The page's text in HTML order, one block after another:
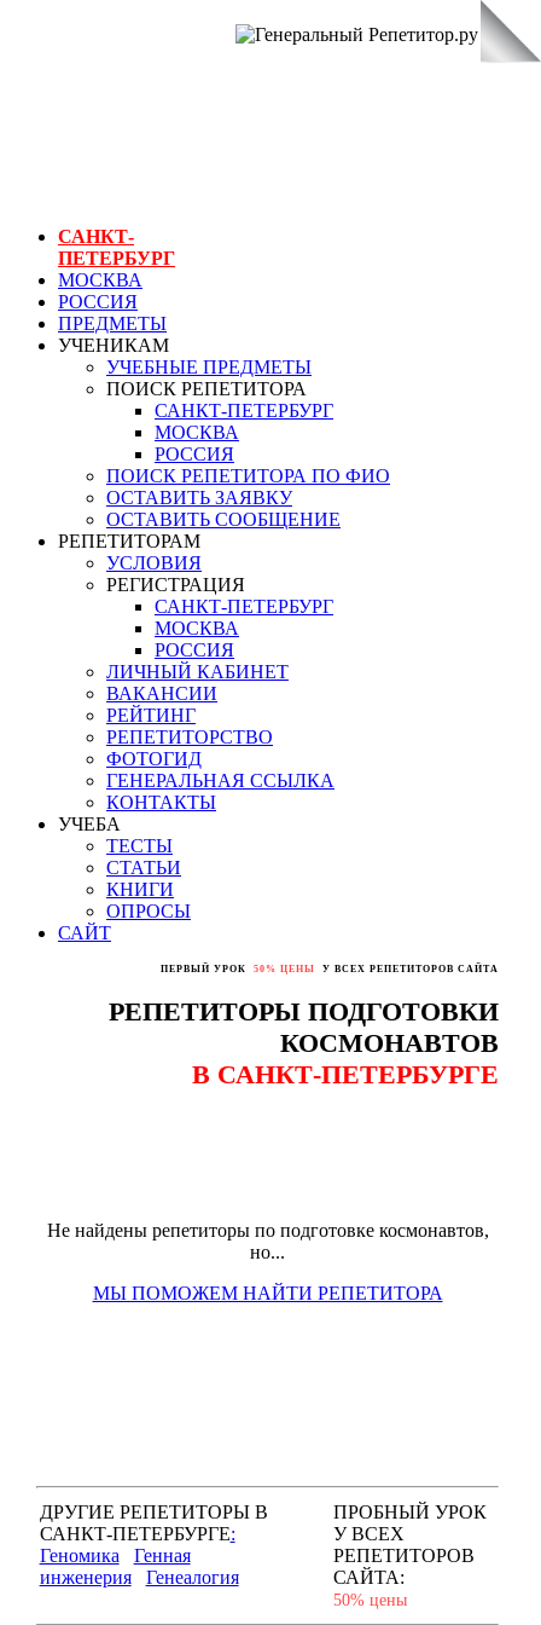
САНКТ-
ПЕТЕРБУРГ
МОСКВА
РОССИЯ
ПРЕДМЕТЫ
УЧЕНИКАМ
УЧЕБНЫЕ ПРЕДМЕТЫ
ПОИСК РЕПЕТИТОРА
САНКТ-ПЕТЕРБУРГ
МОСКВА
РОССИЯ
ПОИСК РЕПЕТИТОРА ПО ФИО
ОСТАВИТЬ ЗАЯВКУ
ОСТАВИТЬ СООБЩЕНИЕ
РЕПЕТИТОРАМ
УСЛОВИЯ
РЕГИСТРАЦИЯ
САНКТ-ПЕТЕРБУРГ
МОСКВА
РОССИЯ
ЛИЧНЫЙ КАБИНЕТ
ВАКАНСИИ
РЕЙТИНГ
РЕПЕТИТОРСТВО
ФОТОГИД
ГЕНЕРАЛЬНАЯ ССЫЛКА
КОНТАКТЫ
УЧЕБА
ТЕСТЫ
СТАТЬИ
КНИГИ
ОПРОСЫ
САЙТ
ПЕРВЫЙ УРОК 50% ЦЕНЫ У ВСЕХ РЕПЕТИТОРОВ САЙТА
РЕПЕТИТОРЫ ПОДГОТОВКИ
КОСМОНАВТОВ
В САНКТ-ПЕТЕРБУРГЕ
Не найдены репетиторы по подготовке космонавтов,
но...
МЫ ПОМОЖЕМ НАЙТИ РЕПЕТИТОРА
ДРУГИЕ РЕПЕТИТОРЫ В
САНКТ-ПЕТЕРБУРГЕ:
Геномика
Генная
инженерия
Генеалогия
ПРОБНЫЙ УРОК
У ВСЕХ
РЕПЕТИТОРОВ
САЙТА:
50% цены